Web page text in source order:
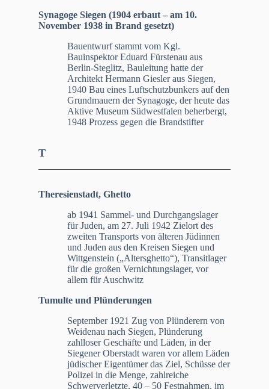
Synagoge Siegen (1904 erbaut – am 10.
November 1938 in Brand gesetzt)
Bauentwurf stammt vom Kgl.
Bauinspektor Eduard Fürstenau aus
Berlin-Steglitz, Bauleitung hatte der
Architekt Hermann Giesler aus Siegen,
1940 Bau eines Luftschutzbunkers auf den
Grundmauern der Synagoge, der heute das
Aktive Museum Südwestfalen beherbergt,
1948 Prozess gegen die Brandstifter
T
Theresienstadt, Ghetto
ab 1941 Sammel- und Durchgangslager
für Juden, am 27. Juli 1942 Zielort des
zweiten Transports von älteren Jüdinnen
und Juden aus den Kreisen Siegen und
Wittgenstein („Altersghetto“), Transitlager
für die großen Vernichtungslager, vor
allem für Auschwitz
Tumulte und Plünderungen
September 1921 Zug von Plünderern von
Weidenau nach Siegen, Plünderung
zahlloser Geschäfte und Läden, in der
Siegener Oberstadt waren vor allem Läden
jüdischer Eigentümer das Ziel, Schüsse der
Polizei in die Menge, zahlreiche
Schwerverletzte, 40 – 50 Festnahmen, im